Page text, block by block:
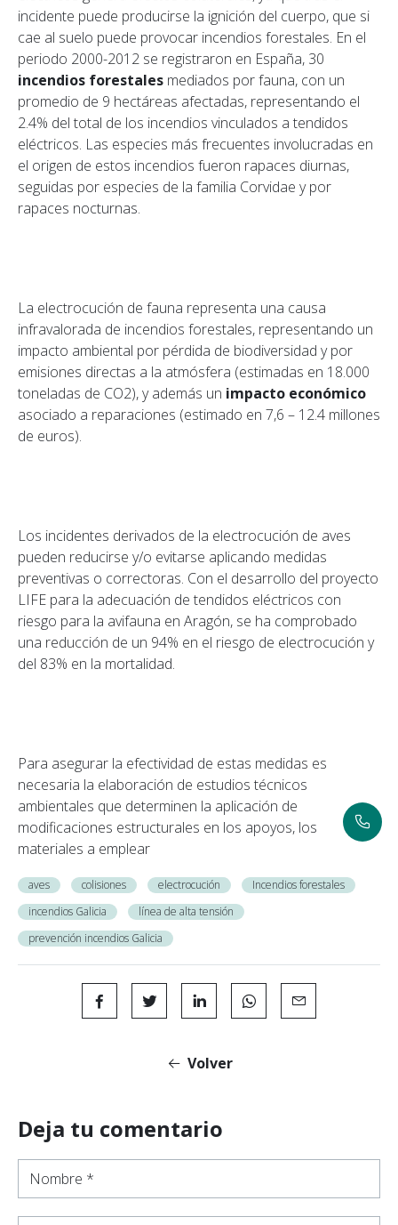
incidente puede producirse la ignición del cuerpo, que si
cae al suelo puede provocar incendios forestales. En el
periodo 2000-2012 se registraron en España, 30
incendios forestales mediados por fauna, con un
promedio de 9 hectáreas afectadas, representando el
2.4% del total de los incendios vinculados a tendidos
eléctricos. Las especies más frecuentes involucradas en
el origen de estos incendios fueron rapaces diurnas,
seguidas por especies de la familia Corvidae y por
rapaces nocturnas.
La electrocución de fauna representa una causa
infravalorada de incendios forestales, representando un
impacto ambiental por pérdida de biodiversidad y por
emisiones directas a la atmósfera (estimadas en 18.000
toneladas de CO2), y además un impacto económico
asociado a reparaciones (estimado en 7,6 – 12.4 millones
de euros).
Los incidentes derivados de la electrocución de aves
pueden reducirse y/o evitarse aplicando medidas
preventivas o correctoras. Con el desarrollo del proyecto
LIFE para la adecuación de tendidos eléctricos con
riesgo para la avifauna en Aragón, se ha comprobado
una reducción de un 94% en el riesgo de electrocución y
del 83% en la mortalidad.
Para asegurar la efectividad de estas medidas es
necesaria la elaboración de estudios técnicos
ambientales que determinen la aplicación de
modificaciones estructurales en los apoyos, los
materiales a emplear
aves colisiones electrocución
Incendios forestales
incendios Galicia
línea de alta tensión
prevención incendios Galicia
Volver
Deja tu comentario
Nombre *